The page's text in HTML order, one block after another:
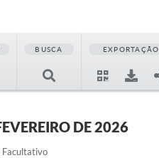
BUSCA EXPORTAÇÃO
DE 2026
Facultativo